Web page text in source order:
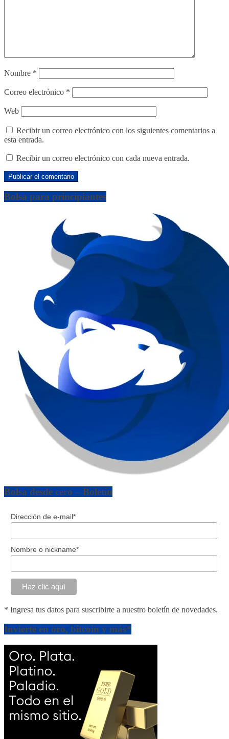
Nombre *
Correo electrónico *
Web
Recibir un correo electrónico con los siguientes comentarios a
esta entrada.
Recibir un correo electrónico con cada nueva entrada.
Bolsa para principiantes
Bolsa desde cero – Boletín
Dirección de e-mail*
Nombre o nickname*
* Ingresa tus datos para suscribirte a nuestro boletín de novedades.
Invierte en oro, bitcoin y más*